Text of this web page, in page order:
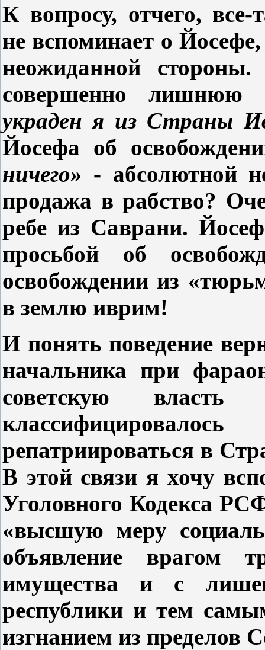
К вопросу, отчего,
не вспоминает о
неожиданной
совершенно лишнюю
украден я из Страны
Йосефа об
ничего» - абсолютной
продажа в рабство?
ребе из Саврани.
просьбой об
освобождении из
в землю иврим!
И понять поведение
начальника при
советскую
репатриироваться в
В этой связи я хочу
Уголовного Кодекса
«высшую меру
объявление врагом
имущества и с
республики и тем
изгнанием из пределов